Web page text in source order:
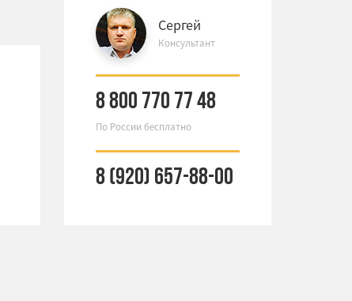
Сергей
Консультант
8 800 770 77 48
По России бесплатно
8 (920) 657-88-00